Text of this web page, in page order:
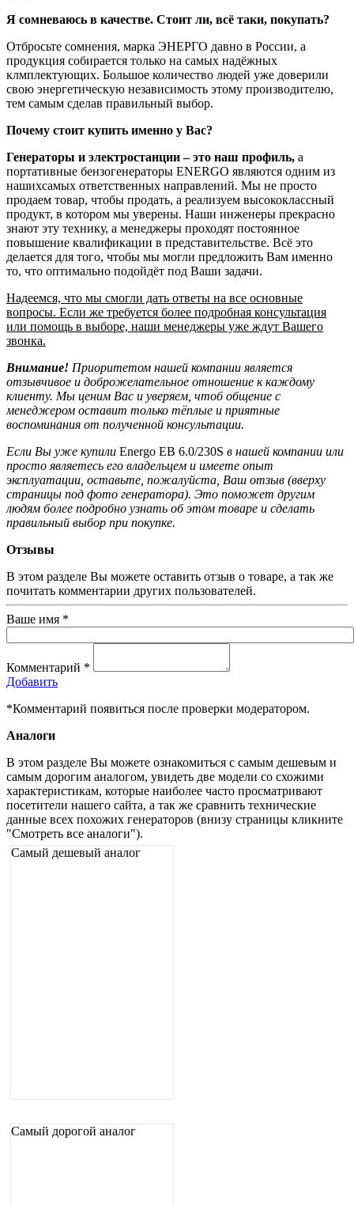
Я сомневаюсь в качестве. Стоит ли, всё таки, покупать?
Отбросьте сомнения, марка ЭНЕРГО давно в России, а
продукция собирается только на самых надёжных
клмплектующих. Большое количество людей уже доверили
свою энергетическую независимость этому производителю,
тем самым сделав правильный выбор.
Почему стоит купить именно у Вас?
Генераторы и электростанции – это наш профиль, а
портативные бензогенераторы ENERGO являются одним из
нашихсамых ответственных направлений. Мы не просто
продаем товар, чтобы продать, а реализуем высококлассный
продукт, в котором мы уверены. Наши инженеры прекрасно
знают эту технику, а менеджеры проходят постоянное
повышение квалификации в представительстве. Всё это
делается для того, чтобы мы могли предложить Вам именно
то, что оптимально подойдёт под Ваши задачи.
Надеемся, что мы смогли дать ответы на все основные
вопросы. Если же требуется более подробная консультация
или помощь в выборе, наши менеджеры уже ждут Вашего
звонка.
Внимание! Приоритетом нашей компании является
отзывчивое и доброжелательное отношение к каждому
клиенту. Мы ценим Вас и уверяем, чтоб общение с
менеджером оставит только тёплые и приятные
воспоминания от полученной консультации.
Если Вы уже купили Energo EB 6.0/230S в нашей компании или
просто являетесь его владельцем и имеете опыт
эксплуатации, оставьте, пожалуйста, Ваш отзыв (вверху
страницы под фото генератора). Это поможет другим
людям более подробно узнать об этом товаре и сделать
правильный выбор при покупке.
Отзывы
В этом разделе Вы можете оставить отзыв о товаре, а так же
почитать комментарии других пользователей.
Ваше имя *
Комментарий *
Добавить
*Комментарий появиться после проверки модератором.
Аналоги
В этом разделе Вы можете ознакомиться с самым дешевым и
самым дорогим аналогом, увидеть две модели со схожими
характеристикам, которые наиболее часто просматривают
посетители нашего сайта, а так же сравнить технические
данные всех похожих генераторов (внизу страницы кликните
"Смотреть все аналоги").
Самый дешевый аналог
Самый дорогой аналог